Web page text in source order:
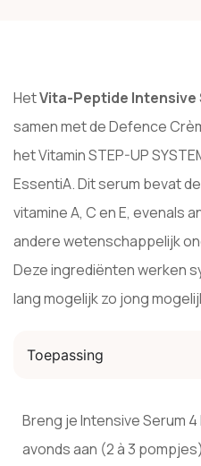
HetVita-Peptide Intensive
samen met de Defence
het Vitamin STEP-UP
EssentiA. Dit serum bevat
vitamine A, C en E, evenals
andere wetenschappelijk
Deze ingrediënten werken
lang mogelijk zo jong
Toepassing
Breng je Intensive Serum 4
avonds aan (2 à 3